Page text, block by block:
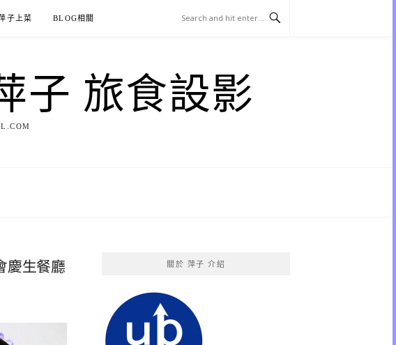
子上菜 BLOG相關
子 旅食設影
慶生餐廳 關於 萍子 介紹